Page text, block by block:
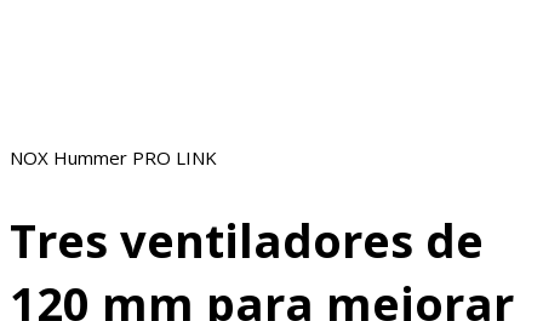
NOX Hummer PRO LINK
Tres ventiladores de
120 mm para mejorar